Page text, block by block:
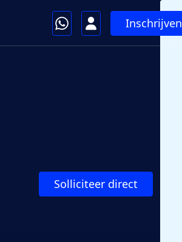
Inschrijven
Solliciteer direct